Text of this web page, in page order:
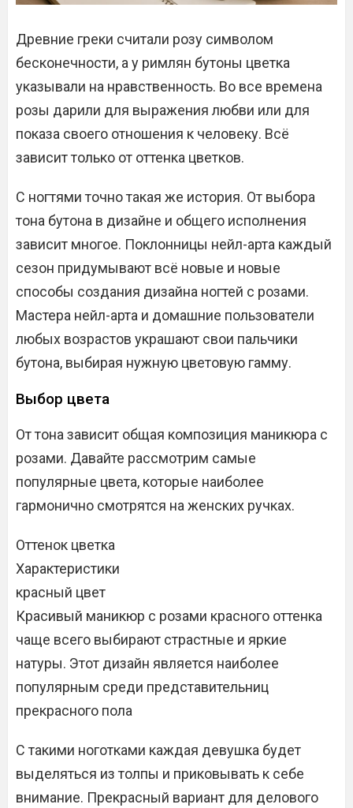
Древние греки считали розу символом
бесконечности, а у римлян бутоны цветка
указывали на нравственность. Во все времена
розы дарили для выражения любви или для
показа своего отношения к человеку. Всё
зависит только от оттенка цветков.
С ногтями точно такая же история. От выбора
тона бутона в дизайне и общего исполнения
зависит многое. Поклонницы нейл-арта каждый
сезон придумывают всё новые и новые
способы создания дизайна ногтей с розами.
Мастера нейл-арта и домашние пользователи
любых возрастов украшают свои пальчики
бутона, выбирая нужную цветовую гамму.
Выбор цвета
От тона зависит общая композиция маникюра с
розами. Давайте рассмотрим самые
популярные цвета, которые наиболее
гармонично смотрятся на женских ручках.
Оттенок цветка
Характеристики
красный цвет
Красивый маникюр с розами красного оттенка
чаще всего выбирают страстные и яркие
натуры. Этот дизайн является наиболее
популярным среди представительниц
прекрасного пола
С такими ноготками каждая девушка будет
выделяться из толпы и приковывать к себе
внимание. Прекрасный вариант для делового